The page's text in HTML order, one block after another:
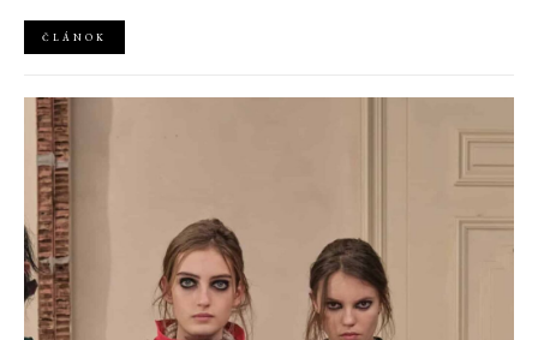
trendy a vytvárať autentické spojenie medzi módou, digitálnym
prostredím a každodenným životom mladej generácie.
ČLÁNOK